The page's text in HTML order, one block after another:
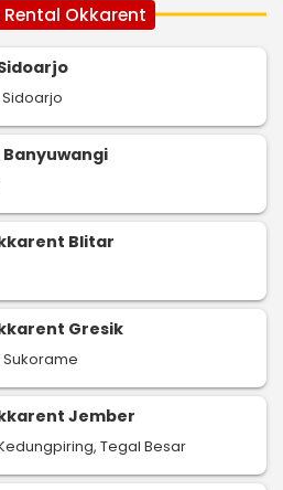
Okkarent
Banyuwangi
Blitar
Gresik
Sukorame
Jember
Tegal Besar